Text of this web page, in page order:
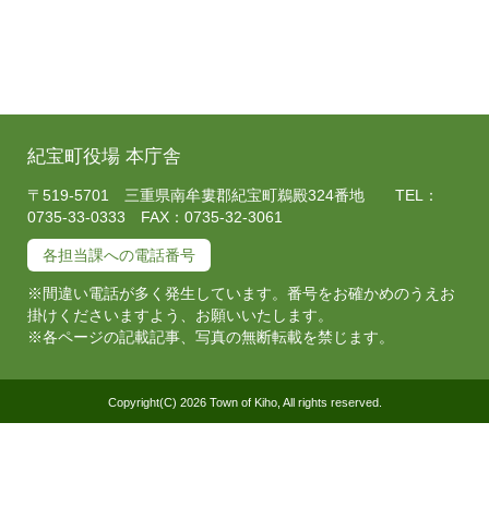
紀宝町役場 本庁舎
〒519-5701 三重県南牟婁郡紀宝町鵜殿324番地 TEL：
0735-33-0333 FAX：0735-32-3061
各担当課への電話番号
※間違い電話が多く発生しています。番号をお確かめのうえお
掛けくださいますよう、お願いいたします。
※各ページの記載記事、写真の無断転載を禁じます。
Copyright(C) 2026 Town of Kiho, All rights reserved.